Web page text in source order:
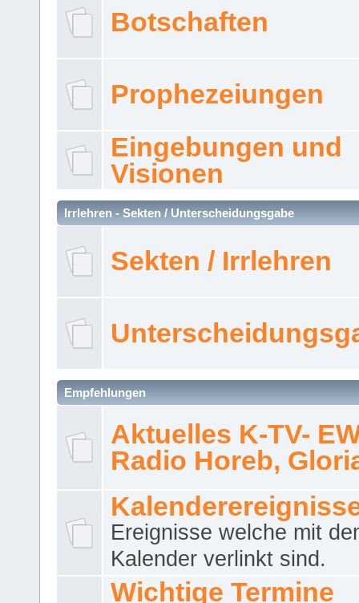
Botschaften
Prophezeiungen
Eingebungen und
Visionen
Irrlehren - Sekten / Unterscheidungsgabe
Sekten / Irrlehren
Empfehlungen
Aktuelles K-TV-
Radio Horeb,
Ereignisse welche mit
Kalender verlinkt sind.
Wichtige Termine